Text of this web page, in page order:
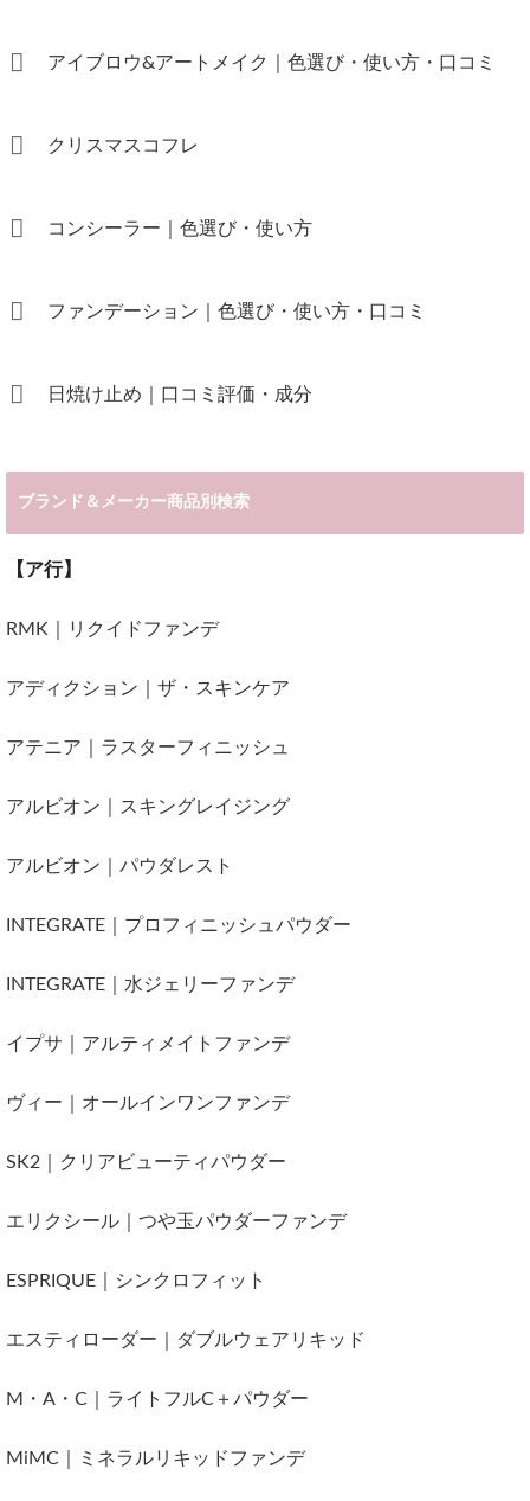
アイブロウ&アートメイク｜色選び・使い方・口コミ
クリスマスコフレ
コンシーラー｜色選び・使い方
ファンデーション｜色選び・使い方・口コミ
日焼け止め｜口コミ評価・成分
ブランド＆メーカー商品別検索
【ア行】
RMK｜リクイドファンデ
アディクション｜ザ・スキンケア
アテニア｜ラスターフィニッシュ
アルビオン｜スキングレイジング
アルビオン｜パウダレスト
INTEGRATE｜プロフィニッシュパウダー
INTEGRATE｜水ジェリーファンデ
イプサ｜アルティメイトファンデ
ヴィー｜オールインワンファンデ
SK2｜クリアビューティパウダー
エリクシール｜つや玉パウダーファンデ
ESPRIQUE｜シンクロフィット
エスティローダー｜ダブルウェアリキッド
M・A・C｜ライトフルC＋パウダー
MiMC｜ミネラルリキッドファンデ